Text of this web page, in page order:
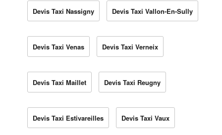
Devis Taxi Nassigny Devis Taxi Vallon-En-Sully
Devis Taxi Venas Devis Taxi Verneix
Devis Taxi Maillet Devis Taxi Reugny
Devis Taxi Estivareilles Devis Taxi Vaux